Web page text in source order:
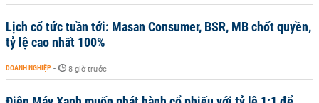
Lịch cổ tức tuần tới: Masan Consumer, BSR, MB chốt quyền,
tỷ lệ cao nhất 100%
DOANH NGHIỆP - 8 giờ trước